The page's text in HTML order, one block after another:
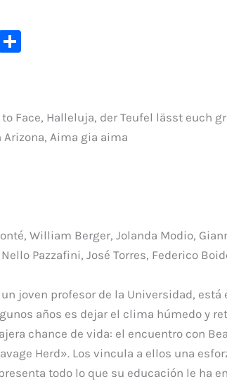
C
p
ar
Face, Halleluja, der Teufel lässt euch
Aima gia aima
William Berger, Jolanda Modio,
Pazzafini, José Torres, Federico
joven profesor de la Universidad, está
años es dejar el clima húmedo y
chance de vida: el encuentro con
Herd». Los vincula a ellos una
todo lo que su educación le ha